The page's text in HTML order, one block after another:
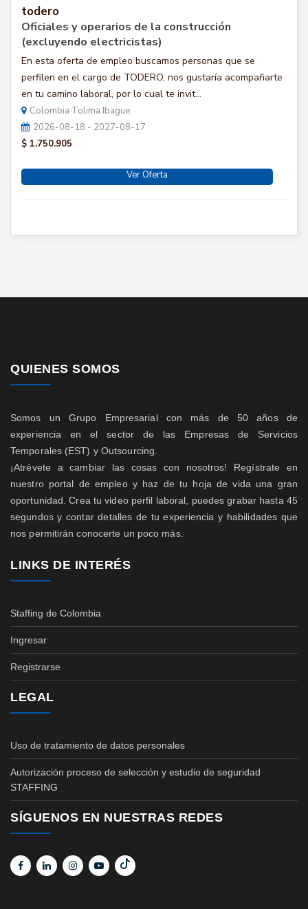
todero
Oficiales y operarios de la construcción
(excluyendo electricistas)
En esta oferta de empleo buscamos personas que se
perfilen en el cargo de TODERO, nos gustaría acompañarte
en tu camino laboral, por lo cual te invit...
Colombia Tolima Ibague
2026-08-18 - 2027-08-17
$ 1.750.905
Ver Oferta
QUIENES SOMOS
Somos un Grupo Empresarial con más de 50 años de
experiencia en el sector de las Empresas de Servicios
Temporales (EST) y Outsourcing.
¡Atrévete a cambiar las cosas con nosotros! Regístrate en
nuestro portal de empleo y haz de tu hoja de vida una gran
oportunidad. Crea tu video perfil laboral, puedes grabar hasta 45
segundos y contar detalles de tu experiencia y habilidades que
nos permitirán conocerte un poco más.
LINKS DE INTERÉS
Staffing de Colombia
Ingresar
Registrarse
LEGAL
Uso de tratamiento de datos personales
Autorización proceso de selección y estudio de seguridad
STAFFING
SÍGUENOS EN NUESTRAS REDES